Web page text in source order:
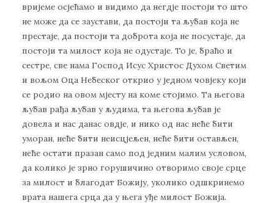
вријеме осјећамо и видимо да негдје постоји то што
не може да се заустави, да постоји та љубав која не
престаје, да постоји та доброта која не посустаје, да
постоји та милост која не одустаје. То је, браћо и
сестре, све нама Господ Исус Христос Духом Светим
и вољом Оца Небеског открио у једном човјеку који
се родио на овом мјесту на коме стојимо. Та његова
љубав рађа љубав у људима, та његова љубав је
довела и нас данас овдје, и нико од нас неће бити
уморан, неће бити неисцјељен, неће бити остављен,
неће остати празан само под једним малим условом,
да колико је зрно горушичино отворимо своје срце
за милост и благодат Божију, уколико одшкринемо
врата нашега срца да у њега уђе милост Божија.